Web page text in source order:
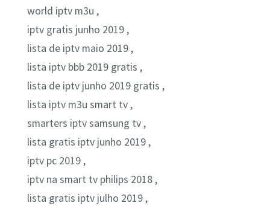
world iptv m3u ,
iptv gratis junho 2019 ,
lista de iptv maio 2019 ,
lista iptv bbb 2019 gratis ,
lista de iptv junho 2019 gratis ,
lista iptv m3u smart tv ,
smarters iptv samsung tv ,
lista gratis iptv junho 2019 ,
iptv pc 2019 ,
iptv na smart tv philips 2018 ,
lista gratis iptv julho 2019 ,